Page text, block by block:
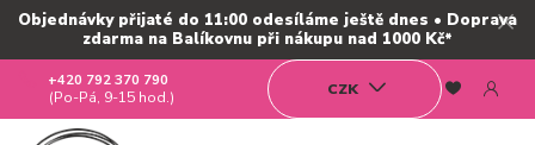
Objednávky přijaté do 11:00 odesíláme ještě dnes • Doprava
zdarma na Balíkovnu při nákupu nad 1000 Kč*
CZK
+420 792 370 790
(Po-Pá, 9-15 hod.)